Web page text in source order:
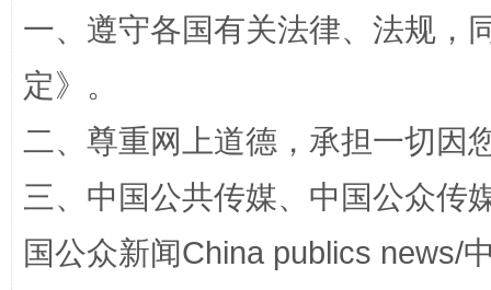
解纷+调解+退费，一次搞定
一、遵守各国有关法律、法规，
定》。
二、尊重网上道德，承担一切因
三、中国公共传媒、中国公众传
国公众新闻China publics news/